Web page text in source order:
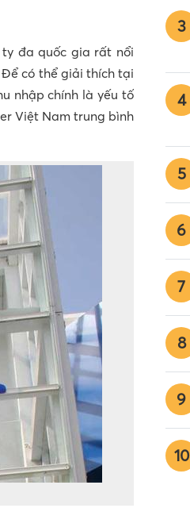
đa quốc gia rất nổi
có thể giải thích tại
nhập chính là yếu tố
Việt Nam trung bình
3
4
5
6
7
8
9
10